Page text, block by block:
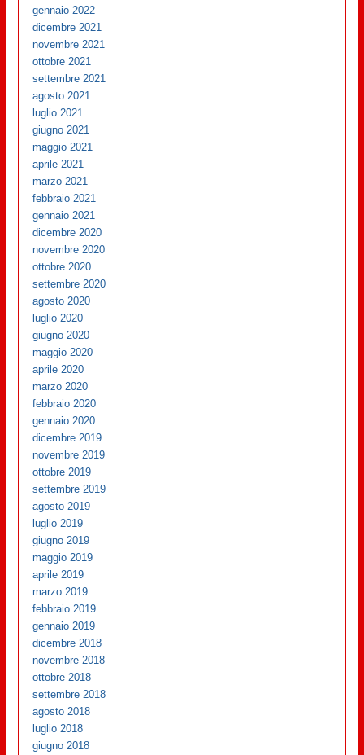
gennaio 2022
dicembre 2021
novembre 2021
ottobre 2021
settembre 2021
agosto 2021
luglio 2021
giugno 2021
maggio 2021
aprile 2021
marzo 2021
febbraio 2021
gennaio 2021
dicembre 2020
novembre 2020
ottobre 2020
settembre 2020
agosto 2020
luglio 2020
giugno 2020
maggio 2020
aprile 2020
marzo 2020
febbraio 2020
gennaio 2020
dicembre 2019
novembre 2019
ottobre 2019
settembre 2019
agosto 2019
luglio 2019
giugno 2019
maggio 2019
aprile 2019
marzo 2019
febbraio 2019
gennaio 2019
dicembre 2018
novembre 2018
ottobre 2018
settembre 2018
agosto 2018
luglio 2018
giugno 2018